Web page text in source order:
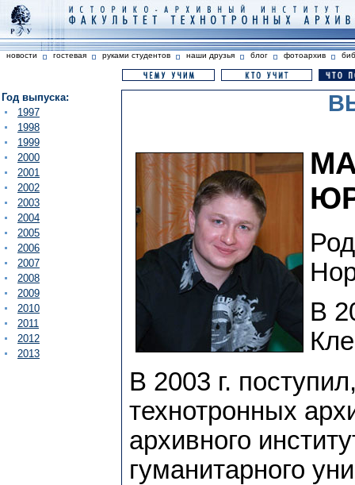
новости гостевая руками студентов наши друзья блог фотоархив
Год выпуска:
1997
1998
1999
2000
2001
2002
2003
2004
2005
2006
2007
2008
2009
2010
2011
2012
2013
В
В 2003 г.
технотронных
архивного
гуманитарного